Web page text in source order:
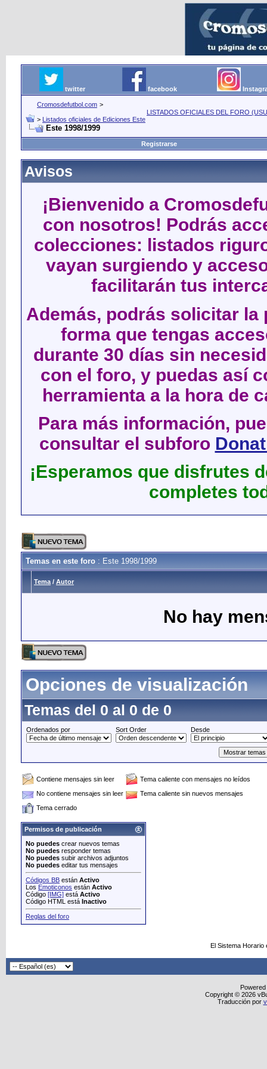
twitter facebook
Cromosdefutbol.com >
LISTADOS OFICIALES DEL FORO
> Listados oficiales de Ediciones Este
Este 1998/1999
Registrarse
Avisos
¡Bienvenido a
con nosotros! Podrás
colecciones: listados
vayan surgiendo y
facilitarán tus
Además, podrás solicitar
forma que tengas
durante 30 días sin
con el foro, y puedas así
herramienta a la hora de
Para más información,
consultar el subforo
¡Esperamos que disfrutes
completes
Temas en este foro : Este 1998/1999
Tema / Autor
No hay
Opciones de visualización
Temas del 0 al 0 de 0
Ordenados por Sort Order Desde
Contiene mensajes sin leer
Tema caliente con mensajes no leídos
No contiene mensajes sin leer
Tema caliente sin nuevos mensajes
Tema cerrado
Permisos de publicación
No puedes crear nuevos temas
No puedes responder temas
No puedes subir archivos adjuntos
No puedes editar tus mensajes
Códigos BB están Activo
Los Emoticonos están Activo
Código [IMG] está Activo
Código HTML está Inactivo
Reglas del foro
El Sistema
Copyright © 2026
Traducción por